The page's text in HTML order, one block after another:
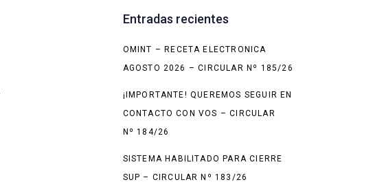
Entradas recientes
OMINT – RECETA ELECTRONICA
AGOSTO 2026 – CIRCULAR Nº 185/26
¡IMPORTANTE! QUEREMOS SEGUIR EN
CONTACTO CON VOS – CIRCULAR
Nº 184/26
SISTEMA HABILITADO PARA CIERRE
SUP – CIRCULAR Nº 183/26